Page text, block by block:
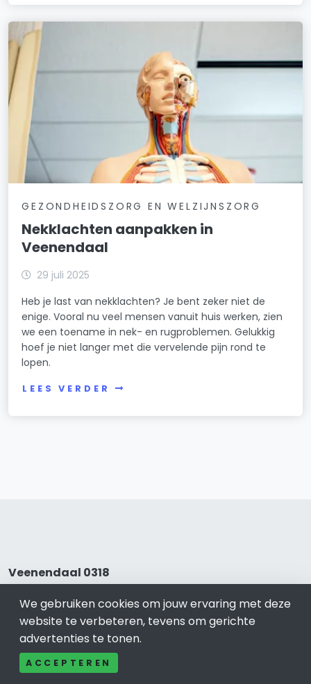
GEZONDHEIDSZORG EN WELZIJNSZORG
Nekklachten aanpakken in
Veenendaal
29 juli 2025
Heb je last van nekklachten? Je bent zeker niet de
enige. Vooral nu veel mensen vanuit huis werken, zien
we een toename in nek- en rugproblemen. Gelukkig
hoef je niet langer met die vervelende pijn rond te
lopen.
LEES VERDER
Veenendaal 0318
Bel ons: 085-04 10 177
Contact
Adverteren
Over ons
Cookieverklaring
We gebruiken cookies om jouw ervaring met deze
website te verbeteren, tevens om gerichte
advertenties te tonen.
ACCEPTEREN